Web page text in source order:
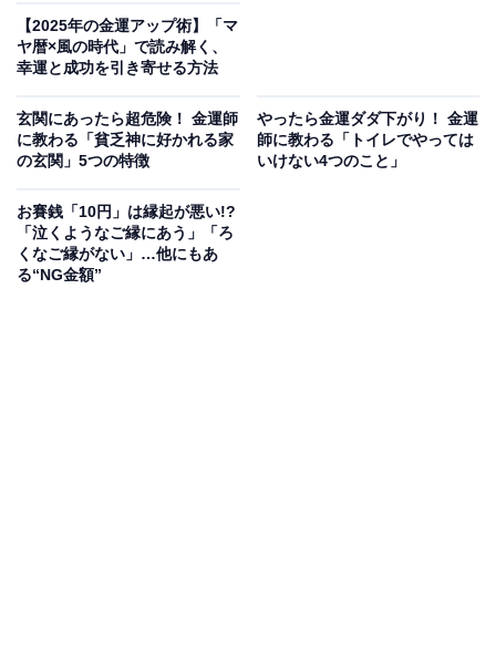
金銭的な豊かさにつながるような副業や新規事業など、
ビジネスに関することを始める日としても最適！ スター
トさせたことが、やがてたくさんの富となって返ってく
るでしょう。
また、出て行ったものが無事に戻るという意から、引っ
越しや旅行などの移動を伴うことにもおすすめな吉日で
す。
【2025年の金運アップ術】「マ
ヤ暦×風の時代」で読み解く、
幸運と成功を引き寄せる方法
玄関にあったら超危険！ 金運師
に教わる「貧乏神に好かれる家
の玄関」5つの特徴
やったら金運ダダ下がり！ 金運
師に教わる「トイレでやっては
いけない4つのこと」
お賽銭「10円」は縁起が悪い!?
「泣くようなご縁にあう」「ろ
くなご縁がない」…他にもあ
る“NG金額”